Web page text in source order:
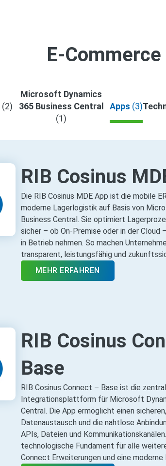
E-Commerce
(2)
Microsoft Dynamics
365 Business Central
(1)
Apps (3)
RIB Cosinus
Die RIB Cosinus MDE App ist die mobile
moderne Lagerlogistik auf Basis von
Business Central. Sie optimiert
sicher – ob On‑Premise oder in der Cloud
in Betrieb nehmen. So machen
transparent, leistungsfähig und
MEHR ERFAHREN
RIB Cosinus
Base
RIB Cosinus Connect – Base ist die
Integrationsplattform für Microsoft
Central. Die App ermöglicht einen
Datenaustausch und die nahtlose
APIs, Dateien und
technologische Fundament für alle
Connect Erweiterungen und eine moderne